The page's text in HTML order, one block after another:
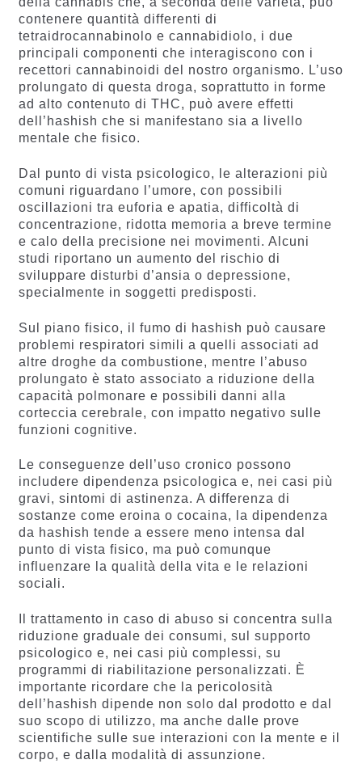
contenere quantità differenti di
tetraidrocannabinolo e cannabidiolo, i due
principali componenti che interagiscono con i
recettori cannabinoidi del nostro organismo. L’uso
prolungato di questa droga, soprattutto in forme
ad alto contenuto di THC, può avere effetti
dell’hashish che si manifestano sia a livello
mentale che fisico.
Dal punto di vista psicologico, le alterazioni più
comuni riguardano l’umore, con possibili
oscillazioni tra euforia e apatia, difficoltà di
concentrazione, ridotta memoria a breve termine
e calo della precisione nei movimenti. Alcuni
studi riportano un aumento del rischio di
sviluppare disturbi d’ansia o depressione,
specialmente in soggetti predisposti.
Sul piano fisico, il fumo di hashish può causare
problemi respiratori simili a quelli associati ad
altre droghe da combustione, mentre l’abuso
prolungato è stato associato a riduzione della
capacità polmonare e possibili danni alla
corteccia cerebrale, con impatto negativo sulle
funzioni cognitive.
Le conseguenze dell’uso cronico possono
includere dipendenza psicologica e, nei casi più
gravi, sintomi di astinenza. A differenza di
sostanze come eroina o cocaina, la dipendenza
da hashish tende a essere meno intensa dal
punto di vista fisico, ma può comunque
influenzare la qualità della vita e le relazioni
sociali.
Il trattamento in caso di abuso si concentra sulla
riduzione graduale dei consumi, sul supporto
psicologico e, nei casi più complessi, su
programmi di riabilitazione personalizzati. È
importante ricordare che la pericolosità
dell’hashish dipende non solo dal prodotto e dal
suo scopo di utilizzo, ma anche dalle prove
scientifiche sulle sue interazioni con la mente e il
corpo, e dalla modalità di assunzione.